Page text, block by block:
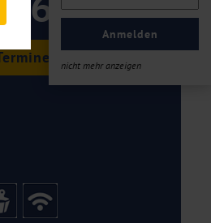
Anmelden
nicht mehr anzeigen
& Preise